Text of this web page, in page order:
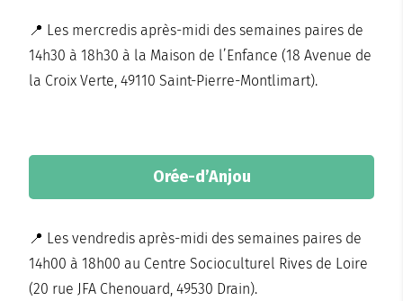
📍 Les mercredis après-midi des semaines paires de
14h30 à 18h30 à la Maison de l’Enfance (18 Avenue de
la Croix Verte, 49110 Saint-Pierre-Montlimart).
Orée-d’Anjou
📍 Les vendredis après-midi des semaines paires de
14h00 à 18h00 au Centre Socioculturel Rives de Loire
(20 rue JFA Chenouard, 49530 Drain).